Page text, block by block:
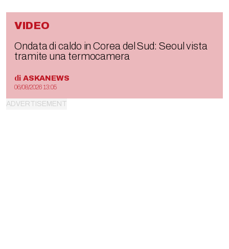
VIDEO
Ondata di caldo in Corea del Sud: Seoul vista
tramite una termocamera
di ASKANEWS
06/08/2026 13:05